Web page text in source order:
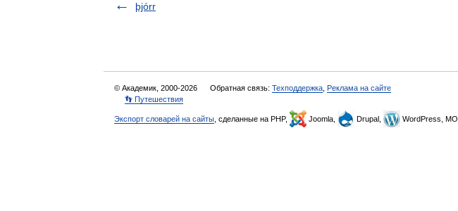
þjórr
© Академик, 2000-2026 Обратная связь: Техподдержка Реклама на сайте
👣 Путешествия
Экспорт словарей на сайты , сделанные на PHP, Joomla, Drupal, WordPress,